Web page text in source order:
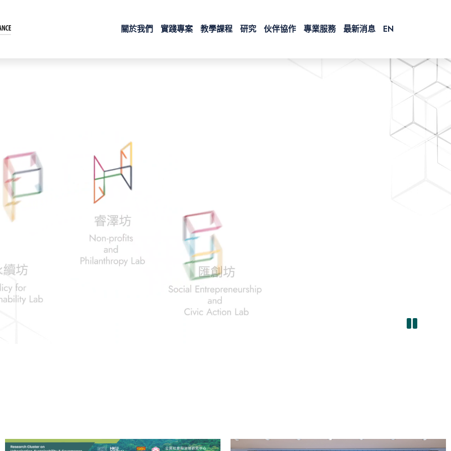
關於我們 實踐專案 教學課程 研究 伙伴協作 專業服務 最新消息 EN